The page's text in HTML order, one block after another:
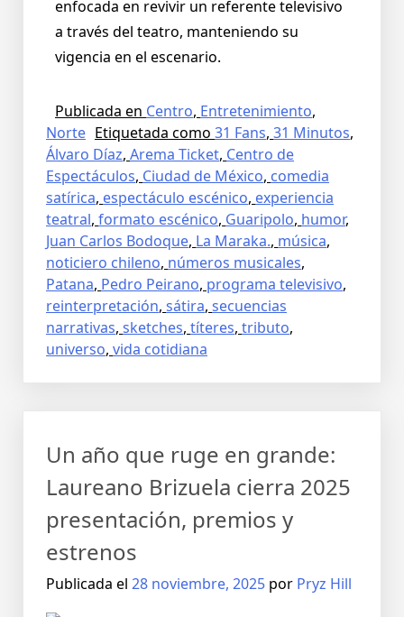
enfocada en revivir un referente televisivo
a través del teatro, manteniendo su
vigencia en el escenario.
Publicada en Centro, Entretenimiento,
Norte Etiquetada como 31 Fans, 31 Minutos,
Álvaro Díaz, Arema Ticket, Centro de
Espectáculos, Ciudad de México, comedia
satírica, espectáculo escénico, experiencia
teatral, formato escénico, Guaripolo, humor,
Juan Carlos Bodoque, La Maraka., música,
noticiero chileno, números musicales,
Patana, Pedro Peirano, programa televisivo,
reinterpretación, sátira, secuencias
narrativas, sketches, títeres, tributo,
universo, vida cotidiana
Un año que ruge en grande:
Laureano Brizuela cierra 2025
presentación, premios y
estrenos
Publicada el 28 noviembre, 2025 por Pryz Hill